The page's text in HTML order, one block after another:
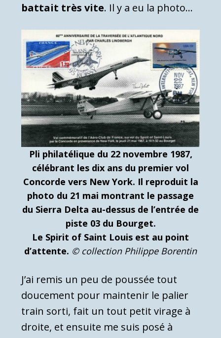
battait très vite. Il y a eu la photo…
Pli philatélique du 22 novembre 1987,
célébrant les dix ans du premier vol
Concorde vers New York. Il reproduit la
photo du 21 mai montrant le passage
du Sierra Delta au-dessus de l’entrée de
piste 03 du Bourget.
Le Spirit of Saint Louis est au point
d’attente. © collection Philippe Borentin
J’ai remis un peu de poussée tout
doucement pour maintenir le palier
train sorti, fait un tout petit virage à
droite, et ensuite me suis posé à